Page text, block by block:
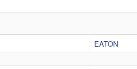
EATON